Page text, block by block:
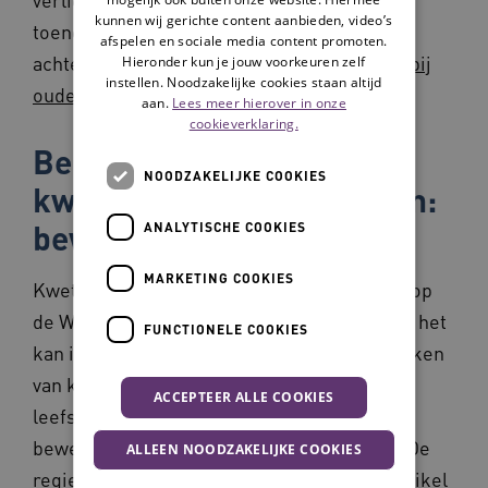
toenemende afhankelijkheid. Lees het
achtergrondartikel:Sociale kwetsbaarheid bij
ouderen bestrijden met sport.
Beperken van
kwetsbaarheid bij ouderen:
bewegen helpt
Kwetsbare ouderen doen een groot beroep op
de Wmo en op de zorg. Reden om daar waar het
kan in te zetten op het voorkomen en beperken
van kwetsbaarheid bij ouderen. Een slechte
leefstijl, en dan met name onvoldoende
bewegen, zorgt voor meer kwetsbaarheid. De
regie ligt vooral bij de gemeenten. In het artikel
kunnen wij gerichte content aanbieden, video’s
afspelen en sociale media content promoten.
Hieronder kun je jouw voorkeuren zelf
instellen. Noodzakelijke cookies staan altijd
aan. Lees meer hierover in onze
cookieverklaring.
NOODZAKELIJKE COOKIES
ANALYTISCHE COOKIES
MARKETING COOKIES
FUNCTIONELE COOKIES
ACCEPTEER ALLE COOKIES
ALLEEN NOODZAKELIJKE COOKIES